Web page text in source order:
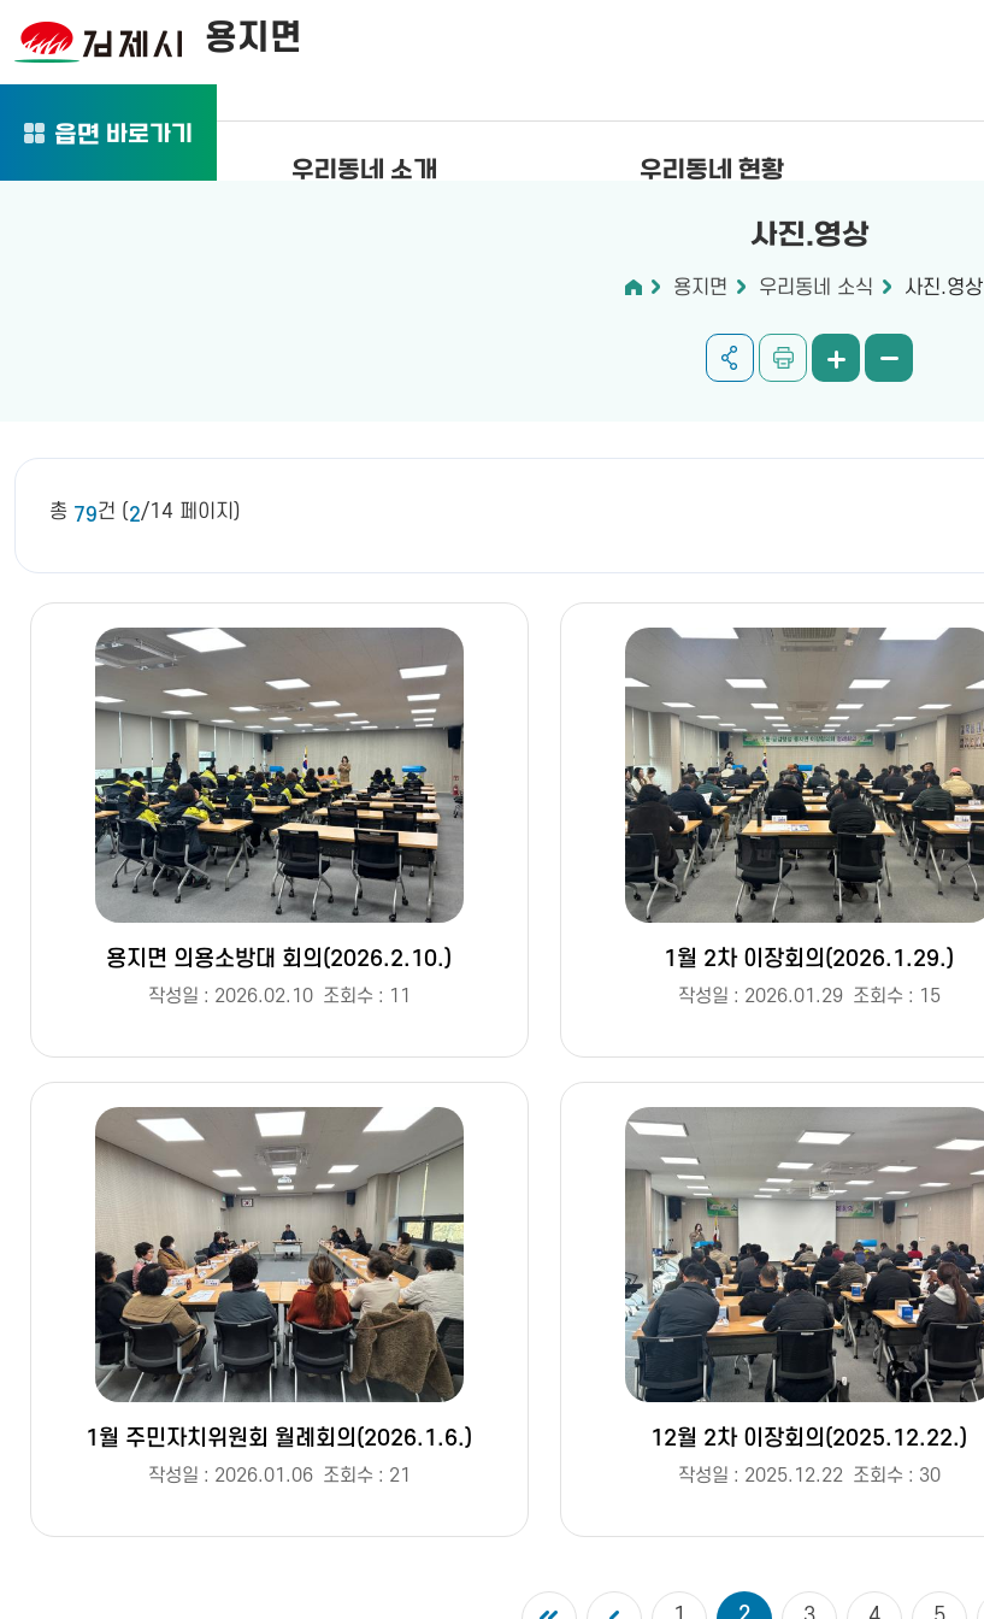
용지면
우리동네 소개 우리동네 현황
읍면 바로가기
사진.영상
용지면 우리동네 소식 사진.영상
총 79건 (2/14 페이지)
용지면 의용소방대 회의(2026.2.10.)
작성일 : 2026.02.10 조회수 : 11
1월 2차 이장회의(2026.1.29.)
작성일 : 2026.01.29 조회수 : 15
1월 주민자치위원회 월례회의(2026.1.6.)
작성일 : 2026.01.06 조회수 : 21
12월 2차 이장회의(2025.12.22.)
작성일 : 2025.12.22 조회수 : 30